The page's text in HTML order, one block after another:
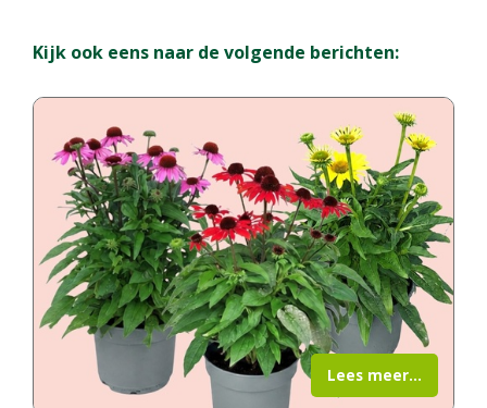
Kijk ook eens naar de volgende berichten:
Lees meer...